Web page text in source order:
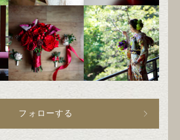
フォローする